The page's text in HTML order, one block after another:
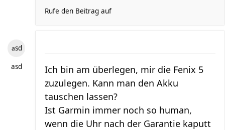
Rufe den Beitrag auf
asd
asd
Ich bin am überlegen, mir die Fenix 5
zuzulegen. Kann man den Akku
tauschen lassen?
Ist Garmin immer noch so human,
wenn die Uhr nach der Garantie kaputt